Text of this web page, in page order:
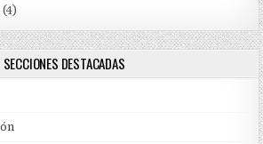
(4)
SECCIONES DESTACADAS